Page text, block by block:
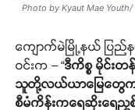
Photo by Kyaut Mae
ကျောက်မဲမြို့နယ် ပြ
ဝင်းက – “ဒီကိစ္စ မိုင်း
သူတို့လယ်ယာမြေတွေက
စီမံကိန်းကရေဆိုးရေညှစ်